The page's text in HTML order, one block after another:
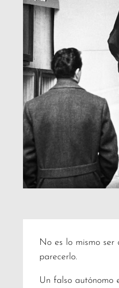
No es lo mismo ser
parecerlo.
Un falso autónomo